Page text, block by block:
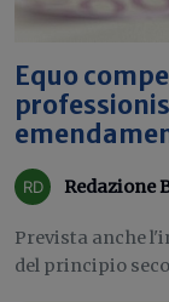
Equo
Redazione
Prevista anche
del principio